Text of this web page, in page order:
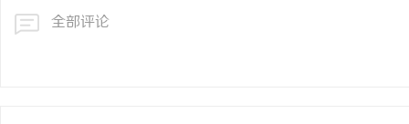
全部评论